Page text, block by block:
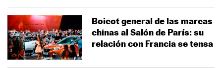
Boicot general de las marcas
chinas al Salón de París: su
relación con Francia se tensa